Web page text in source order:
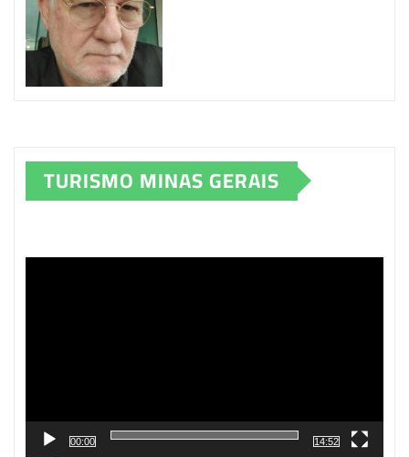
TURISMO MINAS GERAIS
00:00 14:52